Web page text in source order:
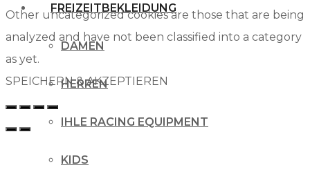
FREIZEITBEKLEIDUNG
DAMEN
HERREN
IHLE RACING EQUIPMENT
KIDS
Other uncategorized cookies are those that are being
analyzed and have not been classified into a category
as yet.
SPEICHERN & AKZEPTIEREN